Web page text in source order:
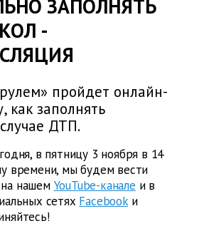
ЗАПОЛНЯТЬ
-
пройдет онлайн-
как заполнять
ДТП.
в пятницу 3 ноября в 14
времени, мы будем вести
нашем YouTube-канале и в
сетях Facebookи